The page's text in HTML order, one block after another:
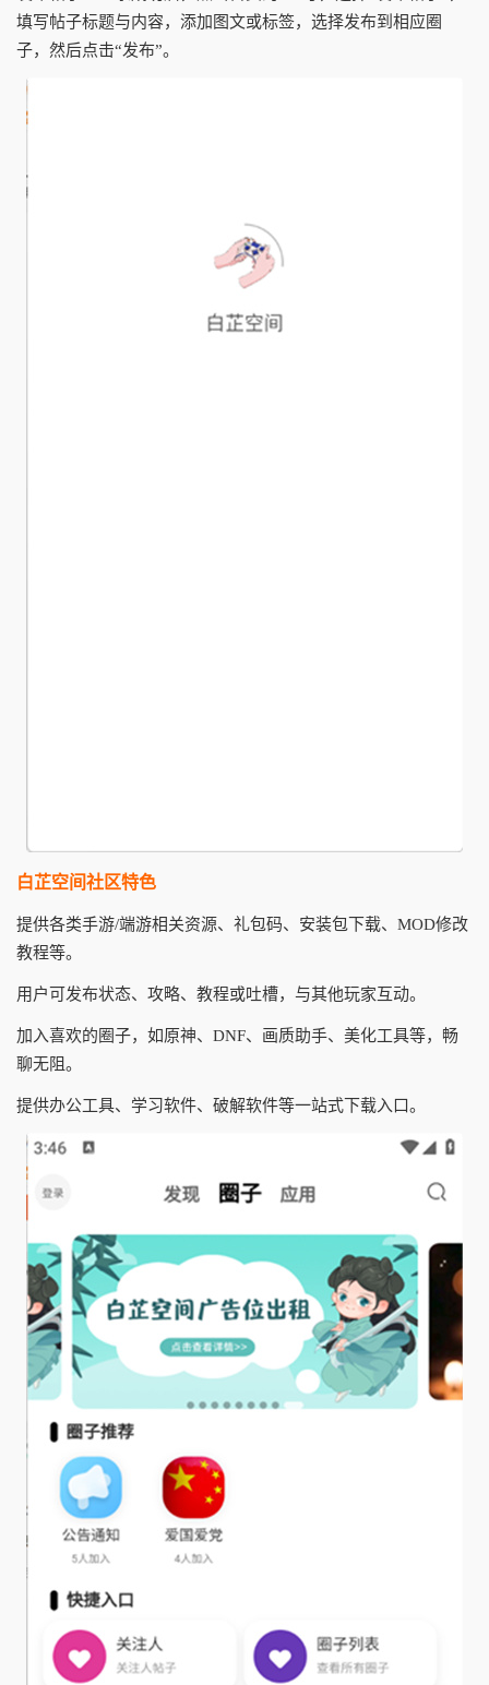
填写帖子标题与内容，添加图文或标签，选择发布到相应圈
子，然后点击“发布”。
白芷空间社区特色
提供各类手游/端游相关资源、礼包码、安装包下载、MOD修改
教程等。
用户可发布状态、攻略、教程或吐槽，与其他玩家互动。
加入喜欢的圈子，如原神、DNF、画质助手、美化工具等，畅
聊无阻。
提供办公工具、学习软件、破解软件等一站式下载入口。